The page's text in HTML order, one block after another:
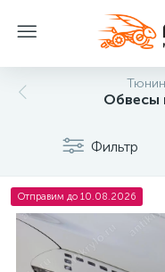
Обвесы
Фильтр
Отправим до 10.08.2026